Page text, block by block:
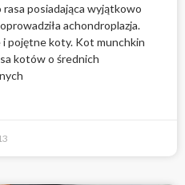
posiadająca wyjątkowo
achondroplazja.
pojętne koty. Kot munchkin
kotów o średnich